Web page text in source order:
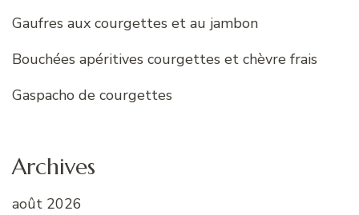
Gaufres aux courgettes et au jambon
Bouchées apéritives courgettes et chèvre frais
Gaspacho de courgettes
Archives
août 2026